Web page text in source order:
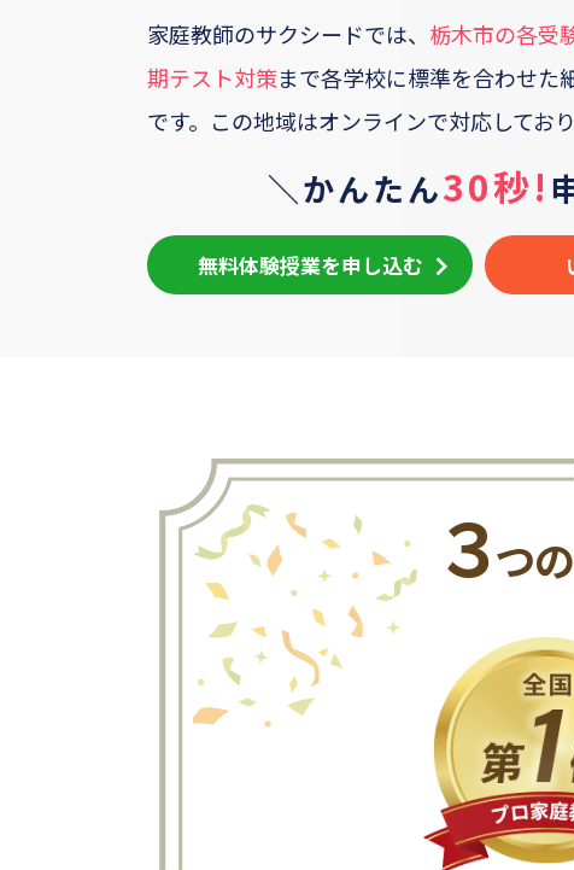
家庭教師のサクシードでは、 栃木市の各受
期テスト対策まで各学校に標準を合わせた
です。 この地域はオンラインで対応しており
＼かんたん30秒!
無料体験授業を申し込む
３つの